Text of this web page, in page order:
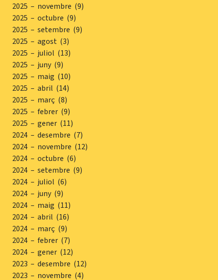
2025 – novembre (9)
2025 – octubre (9)
2025 – setembre (9)
2025 – agost (3)
2025 – juliol (13)
2025 – juny (9)
2025 – maig (10)
2025 – abril (14)
2025 – març (8)
2025 – febrer (9)
2025 – gener (11)
2024 – desembre (7)
2024 – novembre (12)
2024 – octubre (6)
2024 – setembre (9)
2024 – juliol (6)
2024 – juny (9)
2024 – maig (11)
2024 – abril (16)
2024 – març (9)
2024 – febrer (7)
2024 – gener (12)
2023 – desembre (12)
2023 – novembre (4)